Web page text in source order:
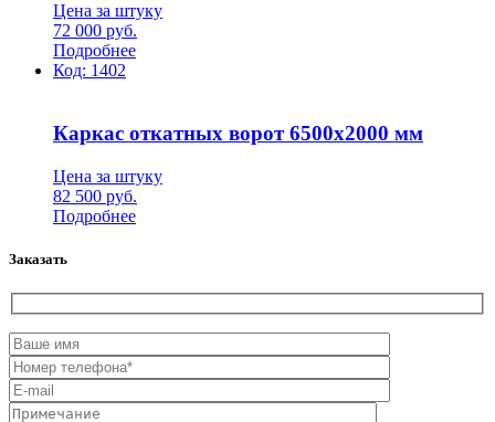
Цена за штуку
72 000 руб.
Подробнее
Код: 1402
Каркас откатных ворот 6500х2000 мм
Цена за штуку
82 500 руб.
Подробнее
Заказать